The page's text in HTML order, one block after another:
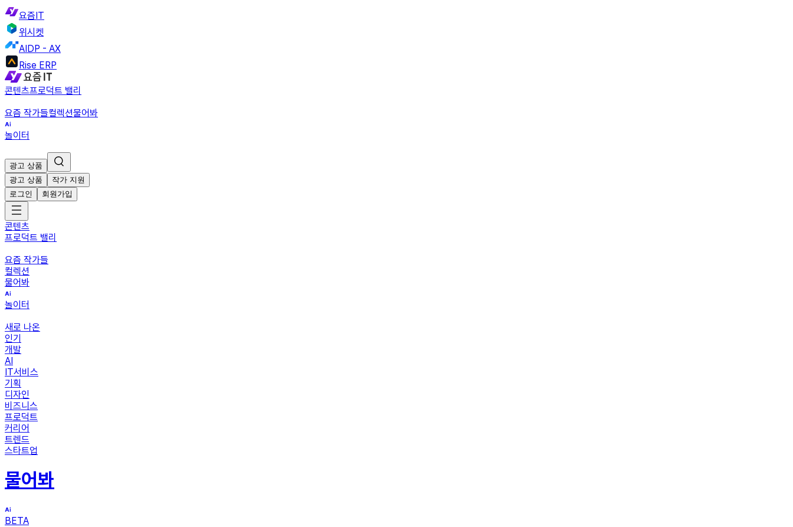
요즘IT
위시켓
AIDP - AX
Rise ERP
콘텐츠프로덕트 밸리
요즘 작가들컬렉션물어봐
놀이터
광고 상품
광고 상품
작가 지원
로그인
회원가입
콘텐츠
프로덕트 밸리
요즘 작가들
컬렉션
물어봐
놀이터
새로 나온
인기
개발
AI
IT서비스
기획
디자인
비즈니스
프로덕트
커리어
트렌드
스타트업
물어봐
BETA